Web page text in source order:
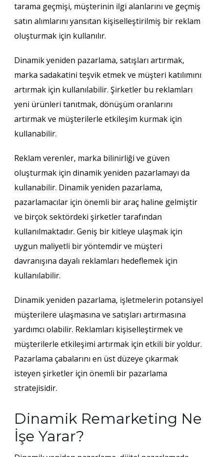
tarama geçmişi, müşterinin ilgi alanlarını ve geçmiş
satın alımlarını yansıtan kişiselleştirilmiş bir reklam
oluşturmak için kullanılır.
Dinamik yeniden pazarlama, satışları artırmak,
marka sadakatini teşvik etmek ve müşteri katılımını
artırmak için kullanılabilir. Şirketler bu reklamları
yeni ürünleri tanıtmak, dönüşüm oranlarını
artırmak ve müşterilerle etkileşim kurmak için
kullanabilir.
Reklam verenler, marka bilinirliği ve güven
oluşturmak için dinamik yeniden pazarlamayı da
kullanabilir. Dinamik yeniden pazarlama,
pazarlamacılar için önemli bir araç haline gelmiştir
ve birçok sektördeki şirketler tarafından
kullanılmaktadır. Geniş bir kitleye ulaşmak için
uygun maliyetli bir yöntemdir ve müşteri
davranışına dayalı reklamları hedeflemek için
kullanılabilir.
Dinamik yeniden pazarlama, işletmelerin potansiyel
müşterilere ulaşmasına ve satışları artırmasına
yardımcı olabilir. Reklamları kişiselleştirmek ve
müşterilerle etkileşimi artırmak için etkili bir yoldur.
Pazarlama çabalarını en üst düzeye çıkarmak
isteyen şirketler için önemli bir pazarlama
stratejisidir.
Dinamik Remarketing Ne
İşe Yarar?